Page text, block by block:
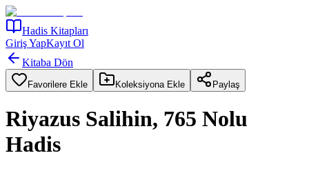
Hadis Kitapları
Giriş YapKayıt Ol
Kitaba Dön
Favorilere Ekle Koleksiyona Ekle Paylaş
Riyazus Salihin, 765 Nolu
Hadis